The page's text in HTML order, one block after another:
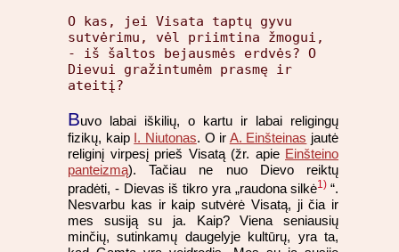
O kas, jei Visata taptų gyvu
sutvėrimu, vėl priimtina žmogui,
- iš šaltos bejausmės erdvės? O
Dievui gražintumėm prasmę ir
ateitį?
Buvo labai iškilių, o kartu ir labai religingų
fizikų, kaip I. Niutonas. O ir A. Einšteinas jautė
religinį virpesį prieš Visatą (žr. apie Einšteino
panteizmą). Tačiau ne nuo Dievo reiktų
pradėti, - Dievas iš tikro yra „raudona silkė1) “.
Nesvarbu kas ir kaip sutvėrė Visatą, ji čia ir
mes susiją su ja. Kaip? Viena seniausių
minčių, sutinkamų daugelyje kultūrų, yra ta,